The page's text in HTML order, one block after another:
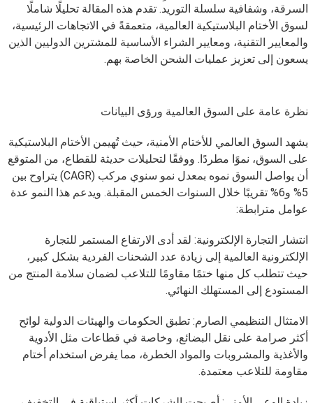
السرقة، وشفافية سلسلة التوريد. تقدم هذه المقالة تحليلًا شاملًا
لسوق الأختام البلاستيكية العالمية، متعمقةً في الاتجاهات الرئيسية،
والمعايير التقنية، ومعايير الشراء الأساسية للمشترين الدوليين الذين
يسعون إلى تعزيز عمليات الشحن الخاصة بهم.
نظرة عامة على السوق العالمية ورؤى البيانات
يشهد السوق العالمي للأختام الأمنية، حيث تُهيمن الأختام البلاستيكية
على السوق، نموًا مطردًا. ووفقًا لتحليلات حديثة للقطاع، من المتوقع
أن يواصل السوق نموه بمعدل نمو سنوي مركب (CAGR) يتراوح بين
5% و6% تقريبًا خلال السنوات الخمس المقبلة. ويدعم هذا النمو عدة
عوامل مترابطة:
انتشار التجارة الإلكترونية: لقد أدى الارتفاع المستمر للتجارة
الإلكترونية العالمية إلى زيادة عدد الشحنات الفردية بشكل كبير،
حيث تتطلب كل منها ختمًا مقاومًا للتلاعب لضمان سلامة المنتج من
المستودع إلى المستهلك النهائي.
الامتثال التنظيمي الصارم: تطبق الحكومات والهيئات الدولية لوائح
أكثر صرامة على نقل البضائع، وخاصة في قطاعات مثل الأدوية
والأغذية والمشروبات والمواد الخطرة، مما يفرض استخدام أختام
مقاومة للتلاعب معتمدة.